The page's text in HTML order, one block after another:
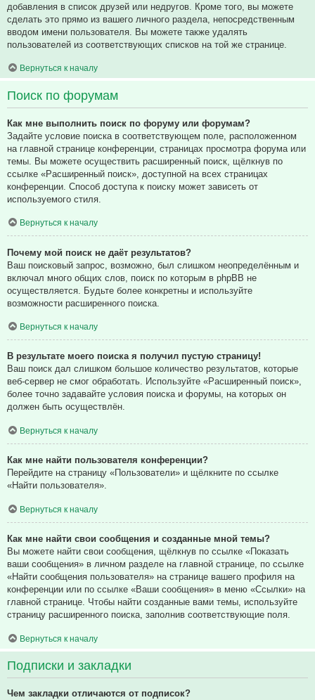
добавления в список друзей или недругов. Кроме того, вы можете
сделать это прямо из вашего личного раздела, непосредственным
вводом имени пользователя. Вы можете также удалять
пользователей из соответствующих списков на той же странице.
Вернуться к началу
Поиск по форумам
Как мне выполнить поиск по форуму или форумам?
Задайте условие поиска в соответствующем поле, расположенном
на главной странице конференции, страницах просмотра форума или
темы. Вы можете осуществить расширенный поиск, щёлкнув по
ссылке «Расширенный поиск», доступной на всех страницах
конференции. Способ доступа к поиску может зависеть от
используемого стиля.
Вернуться к началу
Почему мой поиск не даёт результатов?
Ваш поисковый запрос, возможно, был слишком неопределённым и
включал много общих слов, поиск по которым в phpBB не
осуществляется. Будьте более конкретны и используйте
возможности расширенного поиска.
Вернуться к началу
В результате моего поиска я получил пустую страницу!
Ваш поиск дал слишком большое количество результатов, которые
веб-сервер не смог обработать. Используйте «Расширенный поиск»,
более точно задавайте условия поиска и форумы, на которых он
должен быть осуществлён.
Вернуться к началу
Как мне найти пользователя конференции?
Перейдите на страницу «Пользователи» и щёлкните по ссылке
«Найти пользователя».
Вернуться к началу
Как мне найти свои сообщения и созданные мной темы?
Вы можете найти свои сообщения, щёлкнув по ссылке «Показать
ваши сообщения» в личном разделе на главной странице, по ссылке
«Найти сообщения пользователя» на странице вашего профиля на
конференции или по ссылке «Ваши сообщения» в меню «Ссылки» на
главной странице. Чтобы найти созданные вами темы, используйте
страницу расширенного поиска, заполнив соответствующие поля.
Вернуться к началу
Подписки и закладки
Чем закладки отличаются от подписок?